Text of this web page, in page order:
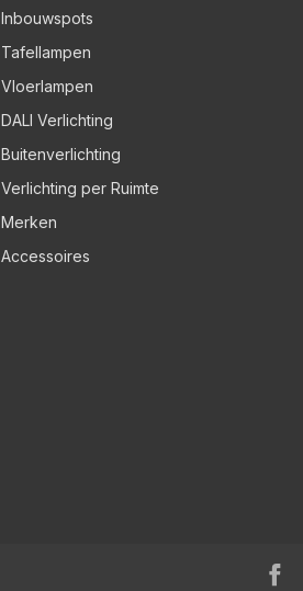
Inbouwspots
Tafellampen
Vloerlampen
DALI Verlichting
Buitenverlichting
Verlichting per Ruimte
Merken
Accessoires